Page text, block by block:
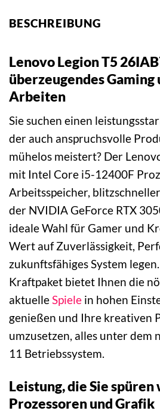
BESCHREIBUNG
Lenovo Legion T5
überzeugendes
Arbeiten
Sie suchen einen
der auch anspruchsvolle
mühelos meistert? Der
mit Intel Core i5-12400F
Arbeitsspeicher,
der NVIDIA GeForce RTX
ideale Wahl für Gamer und
Wert auf Zuverlässigkeit,
zukunftsfähiges System
Kraftpaket bietet Ihnen die
aktuelleSpiele in hohen
genießen und Ihre kreativen
umzusetzen, alles unter dem
11 Betriebssystem.
Leistung, die Sie
Prozessoren und Grafik